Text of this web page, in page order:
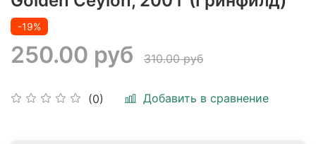
(0) Добавить в сравнение
-19%
250.00 руб 310.00 руб